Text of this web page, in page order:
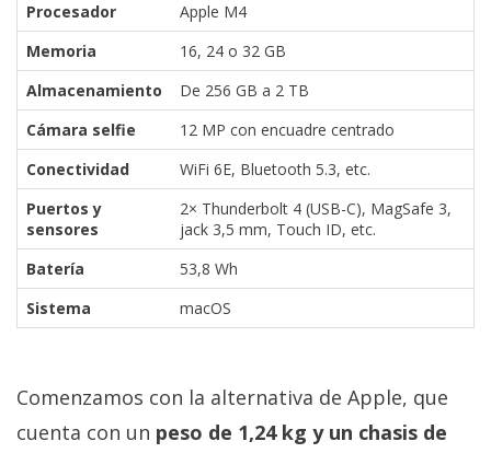
Procesador
Apple M4
Memoria
16, 24 o 32 GB
Almacenamiento
De 256 GB a 2 TB
Cámara selfie
12 MP con encuadre centrado
Conectividad
WiFi 6E, Bluetooth 5.3, etc.
Puertos y
sensores
2× Thunderbolt 4 (USB-C), MagSafe 3,
jack 3,5 mm, Touch ID, etc.
Batería
53,8 Wh
Sistema
macOS
Comenzamos con la alternativa de Apple, que
cuenta con un peso de 1,24 kg y un chasis de